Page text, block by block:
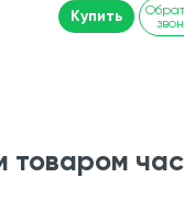
Купить
товаром